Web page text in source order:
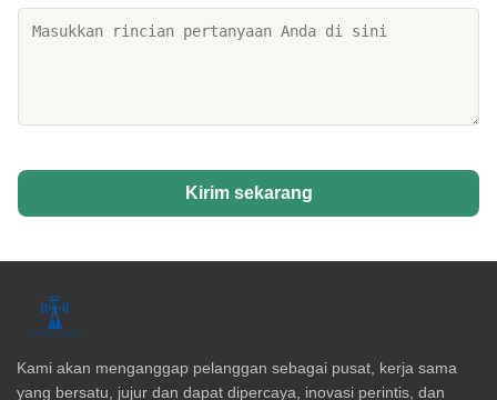
Kirim sekarang
Kami akan menganggap pelanggan sebagai pusat, kerja sama
yang bersatu, jujur dan dapat dipercaya, inovasi perintis, dan